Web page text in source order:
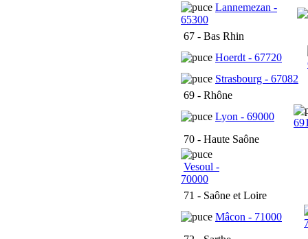
Lannemezan -
65300
67 - Bas Rhin
Hoerdt - 67720
Strasbourg - 67082
69 - Rhône
Lyon - 69000
70 - Haute Saône
Vesoul -
70000
71 - Saône et Loire
Mâcon - 71000